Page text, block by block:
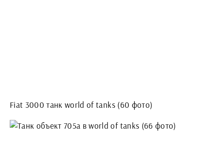
Fiat 3000 танк world of tanks (60 фото)